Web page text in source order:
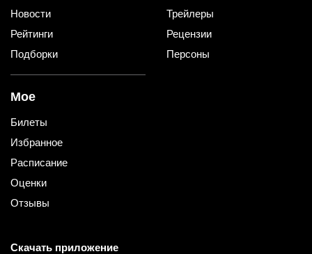
Новости
Рейтинги
Подборки
Трейлеры
Рецензии
Персоны
Мое
Билеты
Избранное
Расписание
Оценки
Отзывы
Скачать приложение